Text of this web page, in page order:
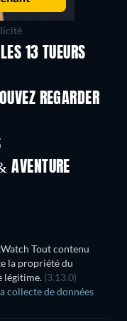
13 TUEURS
REGARDER
AVENTURE
Tout contenu
la propriété du
légitime. (3.13.0)
collecte de données